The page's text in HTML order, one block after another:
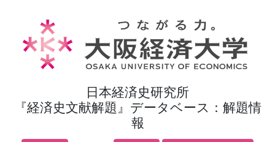
日本経済史研究所
『経済史文献解題』データベース：解題情
報